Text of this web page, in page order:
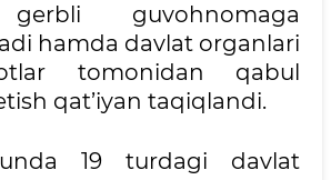
guvohnomaga
hamda davlat organlari
tomonidan qabul
qat’iyan taqiqlandi.
19 turdagi davlat